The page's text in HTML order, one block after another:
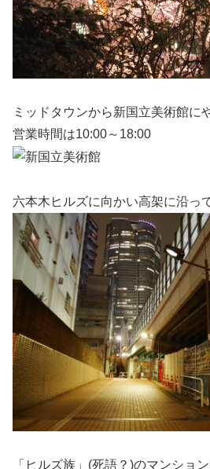
ミッドタウンから新国立美術館に
営業時間は10:00～18:00
六本木ヒルズに向かい高架に沿っ
「ヒルズ族」(死語？)のマンショ